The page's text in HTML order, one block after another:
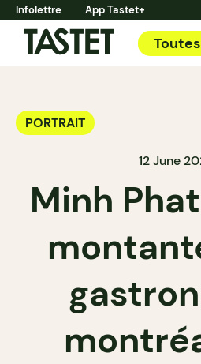
Infolettre App Tastet+
PORTRAIT
12 June
Minh